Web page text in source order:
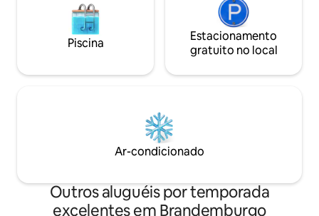
Piscina
Estacionamento
gratuito no local
Ar-condicionado
Outros aluguéis por temporada
excelentes em Brandemburgo